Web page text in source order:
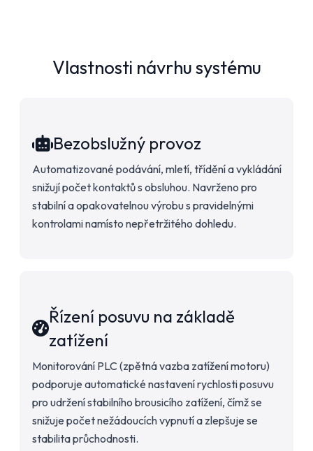
Vlastnosti návrhu systému
Bezobslužný provoz
Automatizované podávání, mletí, třídění a vykládání
snižují počet kontaktů s obsluhou. Navrženo pro
stabilní a opakovatelnou výrobu s pravidelnými
kontrolami namísto nepřetržitého dohledu.
Řízení posuvu na základě
zatížení
Monitorování PLC (zpětná vazba zatížení motoru)
podporuje automatické nastavení rychlosti posuvu
pro udržení stabilního brousicího zatížení, čímž se
snižuje počet nežádoucích vypnutí a zlepšuje se
stabilita průchodnosti.